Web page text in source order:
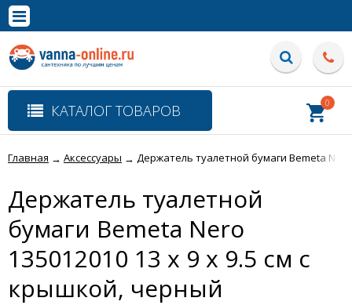
Полная версия сайта
КАТАЛОГ ТОВАРОВ 0
Главная → Аксессуары → Держатель туалетной бумаги Bemeta
Держатель туалетной
бумаги Bemeta Nero
135012010 13 x 9 x 9.5 см с
крышкой, черный